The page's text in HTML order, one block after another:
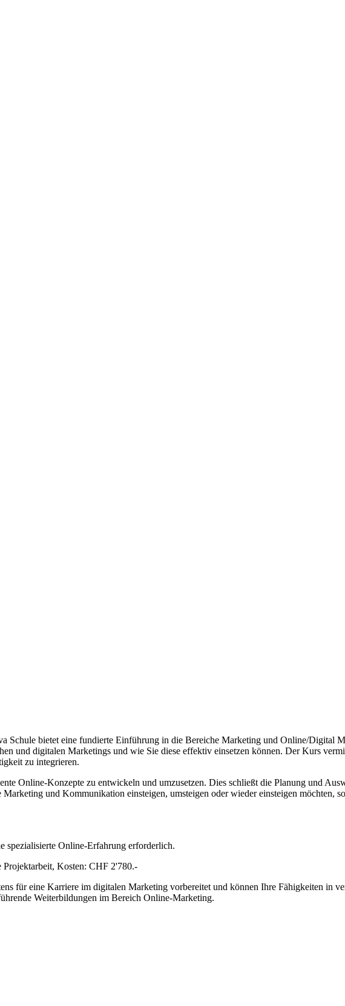
Schule bietet eine fundierte Einführung in die Bereiche Marketing und Online/Digital
und digitalen Marketings und wie Sie diese effektiv einsetzen können. Der Kurs
zu integrieren.
Online-Konzepte zu entwickeln und umzusetzen. Dies schließt die Planung und
und Kommunikation einsteigen, umsteigen oder wieder einsteigen möchten,
spezialisierte Online-Erfahrung erforderlich.
Kosten: CHF 2'780.-
für eine Karriere im digitalen Marketing vorbereitet und können Ihre Fähigkeiten in
Weiterbildungen im Bereich Online-Marketing.